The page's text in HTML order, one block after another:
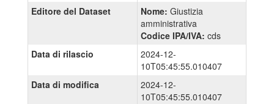
Editore del Dataset
Nome: Giustizia
amministrativa
Codice IPA/IVA: cds
Data di rilascio
2024-12-
10T05:45:55.010407
Data di modifica
2024-12-
10T05:45:55.010407